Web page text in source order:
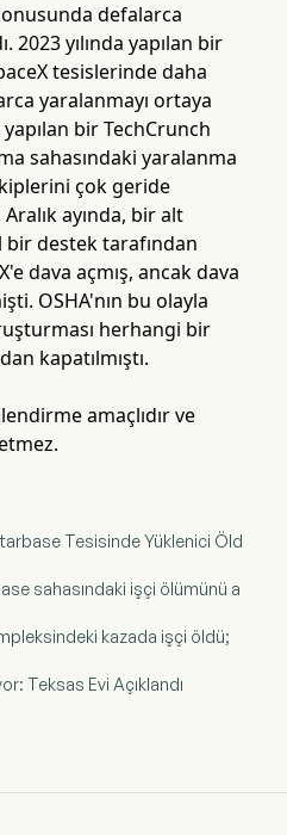
defalarca
2023 yılında yapılan bir
tesislerinde daha
yaralanmayı ortaya
yapılan bir TechCrunch
sahasındaki yaralanma
çok geride
ayında, bir alt
bir destek tarafından
dava açmış, ancak dava
OSHA'nın bu olayla
herhangi bir
kapatılmıştı.
amaçlıdır ve
Tesisinde Yüklenici Öld
sahasındaki işçi ölümünü a
kazada işçi öldü;
Teksas Evi Açıklandı